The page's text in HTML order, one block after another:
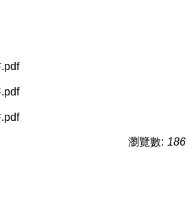
瀏覽數: 186